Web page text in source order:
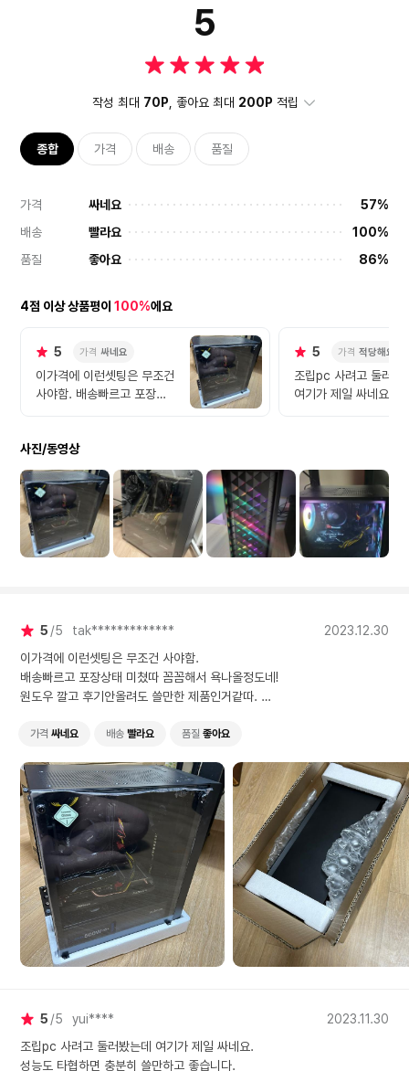
5
작성 최대 70P , 좋아요 최대 200P 적립
종합 가격 배송 품질
가격 싸네요
57%
배송
빨라요
100%
품질
좋아요 86%
4점 이상 상품평이 100%에요
5 가격 싸네요
이가격에 이런셋팅은 무조건
사야함. 배송빠르고 포장상
올려도 쓸만한 제품인거같
따. 고민하지마~ 질러 질러!
5 가격 적당해요
조립pc 사려고 둘러봤
여기가 제일 싸네요.
팩으로 오니 안심되고
요 ㅎㅎ 좋은 가격에 잘 가져
갑니다~ 가격대비 만족감
굿!
사진/동영상
5 5 tak*************
2023.12.30
이가격에 이런셋팅은 무조건 사야함.
배송빠르고 포장상태 미쳤따 꼼꼼해서 욕나올정도네!
원도우 깔고 후기안올려도 쓸만한 제품인거같따.
가격 싸네요 배송 빨라요 품질 좋아요
5 5 yui****
2023.11.30
조립pc 사려고 둘러봤는데 여기가 제일 싸네요.
성능도 타협하면 충분히 쓸만하고 좋습니다.